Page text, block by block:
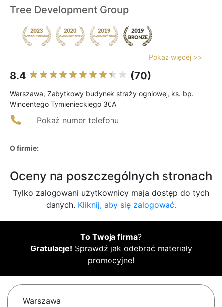
Tree Development Group
Pokaż więcej >>
8.4 (70)
Warszawa, Zabytkowy budynek straży ogniowej, ks. bp.
Wincentego Tymienieckiego 30A
Pokaż numer telefonu
O firmie:
Oceny na poszczególnych stronach
Tylko zalogowani użytkownicy maja dostęp do tych
danych. Kliknij, aby się zalogować.
To Twoja firma?
Gratulacje! Sprawdź jak odebrać materiały
promocyjne!
Warszawa